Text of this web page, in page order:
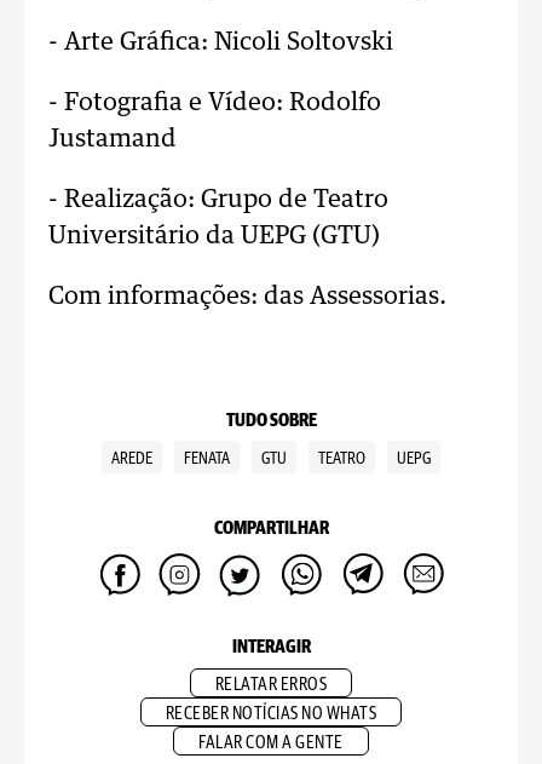
- Arte Gráfica: Nicoli Soltovski
- Fotografia e Vídeo: Rodolfo
Justamand
- Realização: Grupo de Teatro
Universitário da UEPG (GTU)
Com informações: das Assessorias.
TUDO SOBRE
AREDE FENATA GTU TEATRO UEPG
COMPARTILHAR
INTERAGIR
RELATAR ERROS
RECEBER NOTÍCIAS NO WHATS
FALAR COM A GENTE